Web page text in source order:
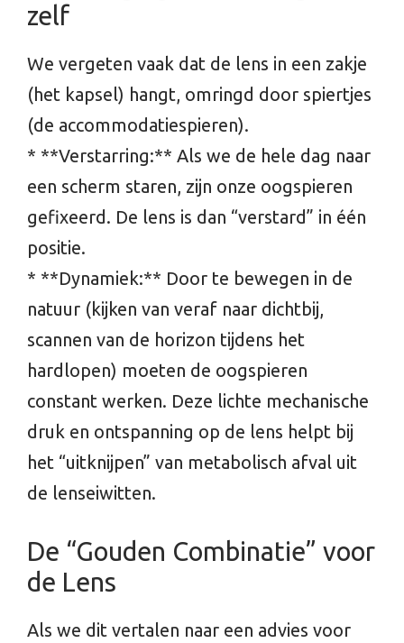
zelf
We vergeten vaak dat de lens in een zakje
(het kapsel) hangt, omringd door spiertjes
(de accommodatiespieren).
* **Verstarring:** Als we de hele dag naar
een scherm staren, zijn onze oogspieren
gefixeerd. De lens is dan “verstard” in één
positie.
* **Dynamiek:** Door te bewegen in de
natuur (kijken van veraf naar dichtbij,
scannen van de horizon tijdens het
hardlopen) moeten de oogspieren
constant werken. Deze lichte mechanische
druk en ontspanning op de lens helpt bij
het “uitknijpen” van metabolisch afval uit
de lenseiwitten.
De “Gouden Combinatie” voor
de Lens
Als we dit vertalen naar een advies voor